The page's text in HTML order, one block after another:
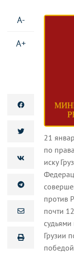
A-
A+
21
по
иску
против
почти
судьями
Грузии